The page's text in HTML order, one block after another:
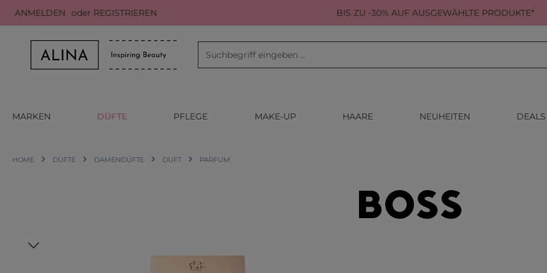
Hauptinhalt springen
Zur Suche springen
Zur Hauptnavigation springen
ANMELDEN oder REGISTRIEREN BIS ZU -30% AUF AUSGEWÄHLTE PRODUKTE*
MARKEN DÜFTE PFLEGE MAKE-UP HAARE NEUHEITEN DEALS
HOME DÜFTE DAMENDÜFTE DUFT PARFUM
Bildergalerie überspringen